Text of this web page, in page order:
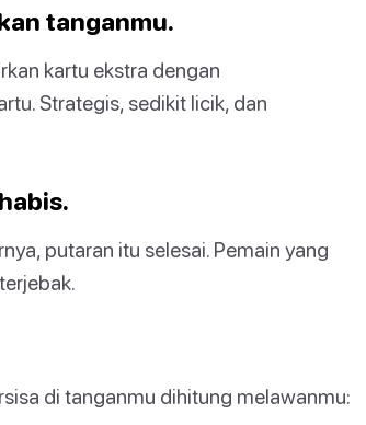
tanganmu.
kartu ekstra dengan
Strategis, sedikit licik, dan
putaran itu selesai. Pemain yang
di tanganmu dihitung melawanmu: